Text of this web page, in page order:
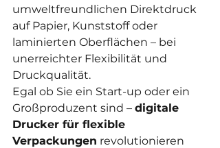
umweltfreundlichen Direktdruck
auf Papier, Kunststoff oder
laminierten Oberflächen – bei
unerreichter Flexibilität und
Druckqualität.
Egal ob Sie ein Start-up oder ein
Großproduzent sind – digitale
Drucker für flexible
Verpackungen revolutionieren